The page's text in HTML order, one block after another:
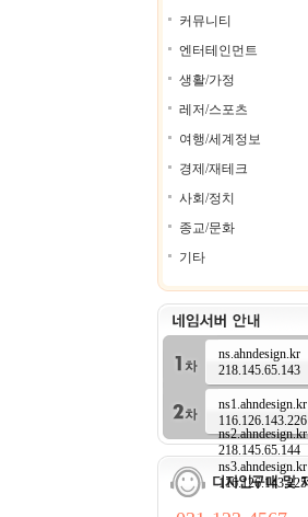
커뮤니티
엔터테인먼트
생활/가정
레저/스포츠
여행/세계정보
경제/재테크
사회/정치
종교/문화
기타
ns.ahndesign.kr
218.145.65.143
ns1.ahndesign.kr
116.126.143.226
ns2.ahndesign.kr
218.145.65.144
ns3.ahndesign.kr
116.126.143.225